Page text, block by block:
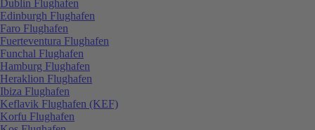
Dublin Flughafen
Edinburgh Flughafen
Faro Flughafen
Fuerteventura Flughafen
Funchal Flughafen
Hamburg Flughafen
Heraklion Flughafen
Ibiza Flughafen
Keflavik Flughafen (KEF)
Korfu Flughafen